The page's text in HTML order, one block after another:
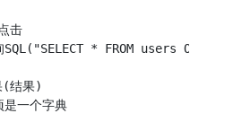
击
SQL("SELECT * FROM users ORDER
(结果)
一个字典